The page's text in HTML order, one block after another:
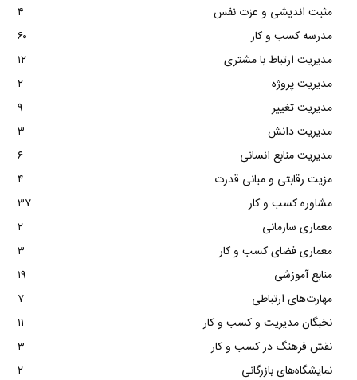
مثبت اندیشی و عزت نفس
۴
مدرسه کسب و کار
۶۰
مدیریت ارتباط با مشتری
۱۲
مدیریت پروژه
۲
مدیریت تغییر
۹
مدیریت دانش
۳
مدیریت منابع انسانی
۶
مزیت رقابتی و مبانی قدرت
۴
مشاوره کسب و کار
۳۷
معماری سازمانی
۲
معماری فضای کسب و کار
۳
منابع آموزشی
۱۹
مهارت‌های ارتباطی
۷
نخبگان مدیریت و کسب و کار
۱۱
نقش فرهنگ در کسب و کار
۳
نمایشگاه‌های بازرگانی
۲